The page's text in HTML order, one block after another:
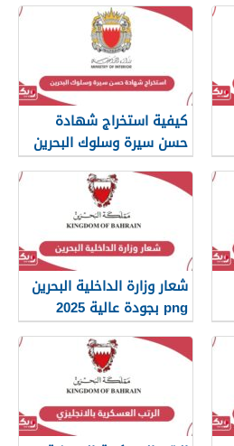
كيفية استخراج شهادة
حسن سيرة وسلوك البحرين
2026
شعار وزارة الداخلية البحرين
png بجودة عالية 2025